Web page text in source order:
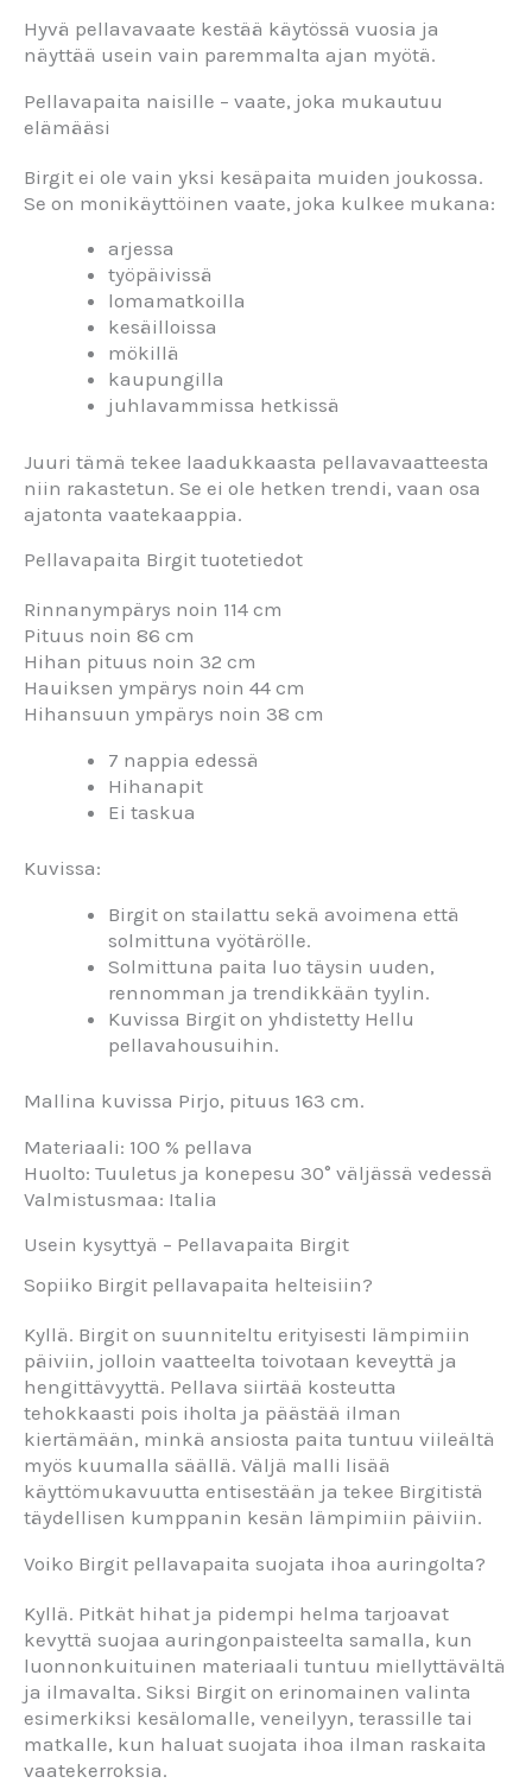
Hyvä pellavavaate kestää käytössä vuosia ja
näyttää usein vain paremmalta ajan myötä.
Pellavapaita naisille – vaate, joka mukautuu
elämääsi
Birgit ei ole vain yksi kesäpaita muiden joukossa.
Se on monikäyttöinen vaate, joka kulkee mukana:
arjessa
työpäivissä
lomamatkoilla
kesäilloissa
mökillä
kaupungilla
juhlavammissa hetkissä
Juuri tämä tekee laadukkaasta pellavavaatteesta
niin rakastetun. Se ei ole hetken trendi, vaan osa
ajatonta vaatekaappia.
Pellavapaita Birgit tuotetiedot
Rinnanympärys noin 114 cm
Pituus noin 86 cm
Hihan pituus noin 32 cm
Hauiksen ympärys noin 44 cm
Hihansuun ympärys noin 38 cm
7 nappia edessä
Hihanapit
Ei taskua
Kuvissa:
Birgit on stailattu sekä avoimena että
solmittuna vyötärölle.
Solmittuna paita luo täysin uuden,
rennomman ja trendikkään tyylin.
Kuvissa Birgit on yhdistetty Hellu
pellavahousuihin.
Mallina kuvissa Pirjo, pituus 163 cm.
Materiaali: 100 % pellava
Huolto: Tuuletus ja konepesu 30° väljässä vedessä
Valmistusmaa: Italia
Usein kysyttyä – Pellavapaita Birgit
Sopiiko Birgit pellavapaita helteisiin?
Kyllä. Birgit on suunniteltu erityisesti lämpimiin
päiviin, jolloin vaatteelta toivotaan keveyttä ja
hengittävyyttä. Pellava siirtää kosteutta
tehokkaasti pois iholta ja päästää ilman
kiertämään, minkä ansiosta paita tuntuu viileältä
myös kuumalla säällä. Väljä malli lisää
käyttömukavuutta entisestään ja tekee Birgitistä
täydellisen kumppanin kesän lämpimiin päiviin.
Voiko Birgit pellavapaita suojata ihoa auringolta?
Kyllä. Pitkät hihat ja pidempi helma tarjoavat
kevyttä suojaa auringonpaisteelta samalla, kun
luonnonkuituinen materiaali tuntuu miellyttävältä
ja ilmavalta. Siksi Birgit on erinomainen valinta
esimerkiksi kesälomalle, veneilyyn, terassille tai
matkalle, kun haluat suojata ihoa ilman raskaita
vaatekerroksia.